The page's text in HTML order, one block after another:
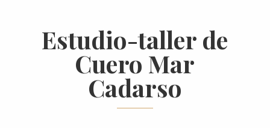
Estudio-taller de
Cuero Mar
Cadarso